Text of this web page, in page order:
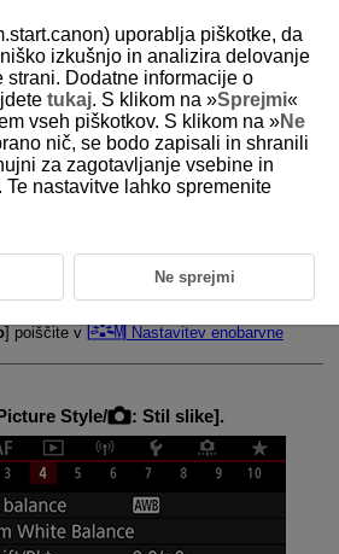
slike
slike
tako da spremenite njegove
] poiščite v
Nastavitev enobarvne
Style/ : Stil slike].
uporablja piškotke, da
izkušnjo in analizira delovanje
Dodatne informacije o
tukaj. S klikom na »Sprejmi«
vseh piškotkov. S klikom na »Ne
nič, se bodo zapisali in shranili
za zagotavljanje vsebine in
nastavitve lahko spremenite
Ne sprejmi